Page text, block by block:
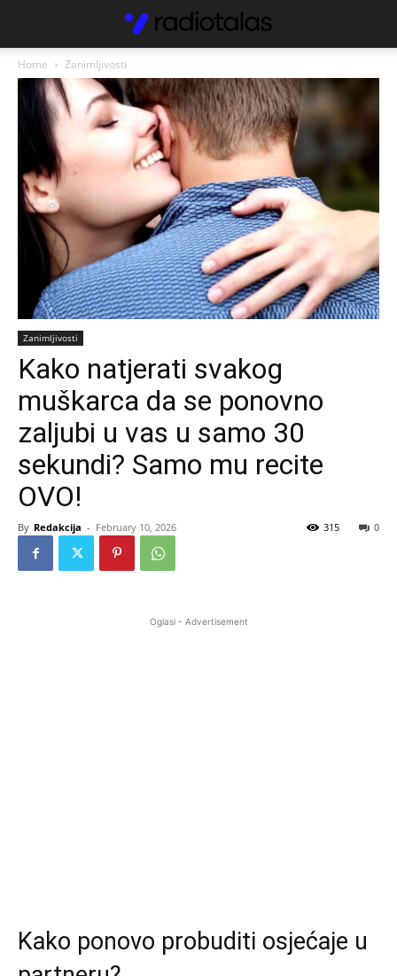
Home Zanimljivosti
Zanimljivosti
Kako natjerati svakog
muškarca da se ponovno
zaljubi u vas u samo 30
sekundi? Samo mu recite
OVO!
By Redakcija - February 10, 2026 0
315
Oglasi - Advertisement
Kako ponovo probuditi osjećaje u